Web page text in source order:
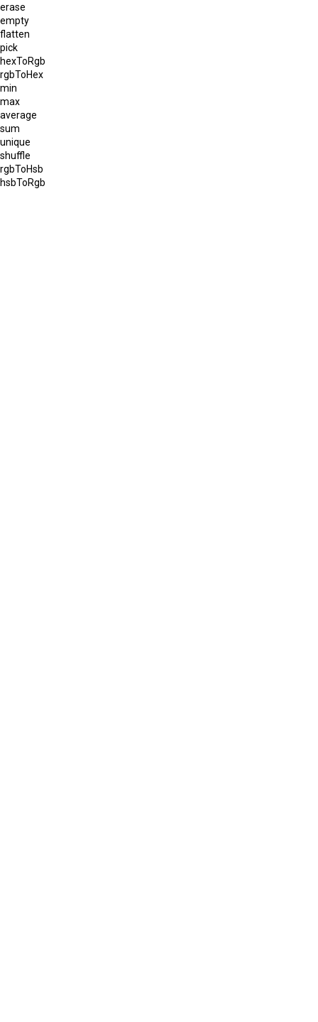
erase
empty
flatten
pick
hexToRgb
rgbToHex
min
max
average
sum
unique
shuffle
rgbToHsb
hsbToRgb